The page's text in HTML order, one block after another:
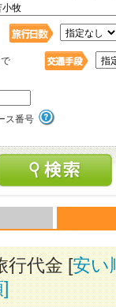
ス番号
行代金 [安い
]